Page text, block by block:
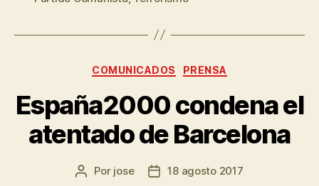
COMUNICADOS PRENSA
España2000 condena el
atentado de Barcelona
Por jose 18 agosto 2017